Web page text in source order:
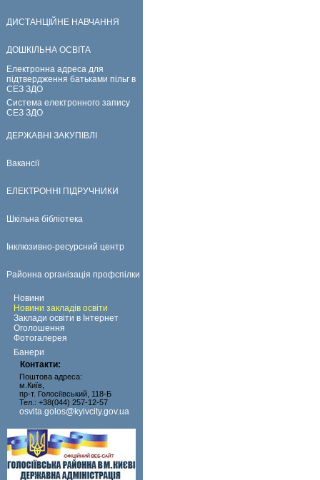
ДИСТАНЦІЙНЕ НАВЧАННЯ
ДОШКІЛЬНА ОСВІТА
Електронна адреса для
підтвердження батьками пільг в
СЕЗ ЗДО
Система електронного запису
СЕЗ ЗДО
ДЕРЖАВНІ ЗАКУПІВЛІ
Вакансії
ЕЛЕКТРОННІ ПІДРУЧНИКИ
Шкільна бібліотека
Інклюзивно-ресурсний центр
Районна організація профспілки
Новини
Новини закладів освіти
Заклади освіти в Інтернет
Оголошення
Фотогалерея
Банери
Контакти:
Поштова адреса:
м.Київ,
пр-т. Голосіївський, 118-Б
Тел.: +38(044) 257-12-57
osvita.golos@kyivcity.gov.ua